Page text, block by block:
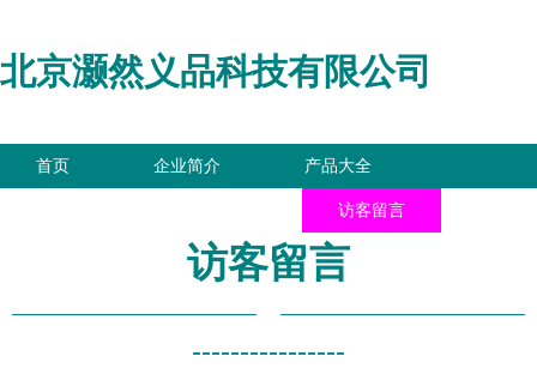
北京灏然义品科技有限公司
首页 企业简介 产品大全
访客留言
访客留言
----------------